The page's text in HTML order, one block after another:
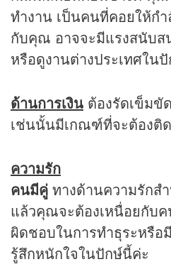
ทำงาน เป็นคนที่คอยให้ก
กับคุณ อาจจะมีแรงสนับส
หรือดูงานต่างประเทศใน
ด้านการเงิน ต้องรัดเข็มขั
เช่นนั้นมีเกณฑ์ที่จะต้องติ
ความรัก
คนมีคู่ ทางด้านความรักส
แล้วคุณจะต้องเหนื่อยกับ
ผิดชอบในการทำธุระหรือ
รู้สึกหนักใจในปักษ์นี้ค่ะ